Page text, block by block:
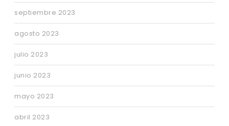
septiembre 2023
agosto 2023
julio 2023
junio 2023
mayo 2023
abril 2023